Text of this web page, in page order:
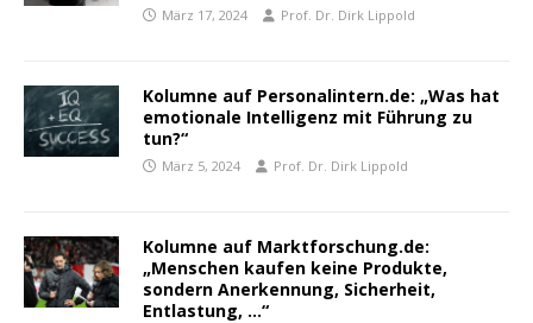
März 17, 2024 Prof. Dr. Dirk Lippold
Kolumne auf Personalintern.de: „Was hat
emotionale Intelligenz mit Führung zu
tun?“
März 5, 2024 Prof. Dr. Dirk Lippold
Kolumne auf Marktforschung.de:
„Menschen kaufen keine Produkte,
sondern Anerkennung, Sicherheit,
Entlastung, …“